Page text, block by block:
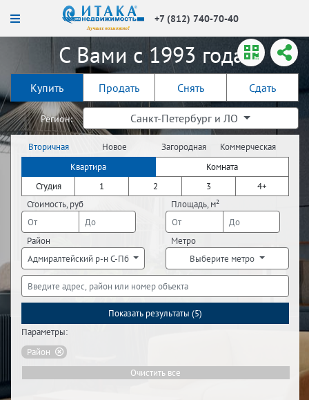
+7 (812) 740-70-40
С Вами с 1993 года!
Купить Продать Снять Сдать
Регион: Санкт-Петербург и ЛО
Вторичная
недвижимость
Новое
строительство
Загородная
недвижимость
Коммерческая
недвижимость
Квартира
Комната
Студия
1 2 3
4+
Стоимость, руб
Площадь, м²
Район
Адмиралтейский р-н С-Пб
Метро
Выберите метро
Показать результаты (5)
Параметры:
Район
Очистить все